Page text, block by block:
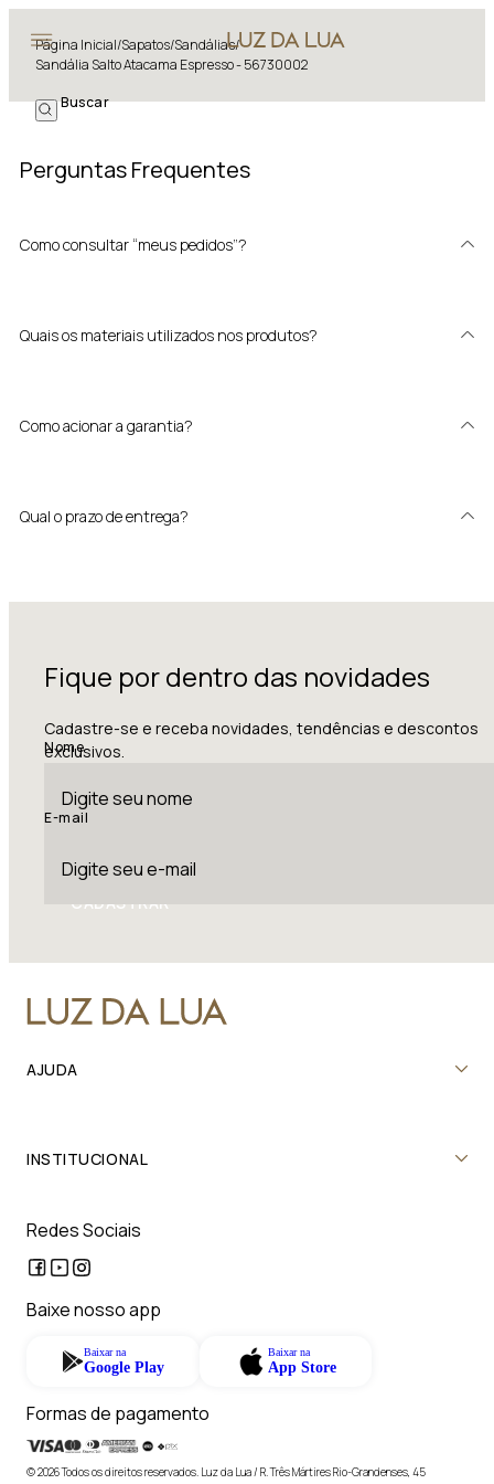
Página Inicial/Sapatos/Sandálias/
Sandália Salto Atacama Espresso - 56730002
Perguntas Frequentes
Como consultar “meus pedidos”?
Quais os materiais utilizados nos produtos?
Como acionar a garantia?
Qual o prazo de entrega?
Fique por dentro das novidades
Cadastre-se e receba novidades, tendências e descontos
exclusivos.
Nome
E-mail
CADASTRAR
AJUDA
INSTITUCIONAL
Redes Sociais
Baixe nosso app
Baixar na
Google Play
Baixar na
App Store
Formas de pagamento
© 2026 Todos os direitos reservados. Luz da Lua / R. Três Mártires Rio-Grandenses, 45